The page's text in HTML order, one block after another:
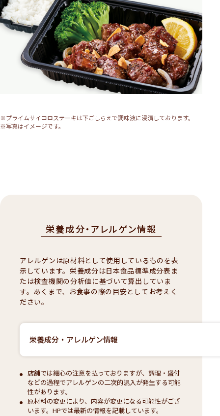
※プライムサイコロステーキは下ごしらえで調味液に浸漬しております。
※写真はイメージです。
栄養成分・アレルゲン情報
アレルゲンは原材料として使用しているものを表
示しています。栄養成分は日本食品標準成分表ま
たは検査機関の分析値に基づいて算出していま
す。あくまで、お食事の際の目安としてお考えく
ださい。
栄養成分・アレルゲン情報
店舗では細心の注意を払っておりますが、調理・盛付
などの過程でアレルゲンの二次的混入が発生する可能
性があります。
原材料の変更により、内容が変更になる可能性がござ
います。HPでは最新の情報を記載しています。